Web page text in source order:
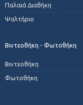
Παλαιά Διαθήκη
Ψαλτήριο
Βιντεοθήκη - Φωτοθήκη
Βιντεοθήκη
Φωτοθήκη